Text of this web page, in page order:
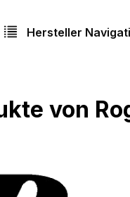
Hersteller
von